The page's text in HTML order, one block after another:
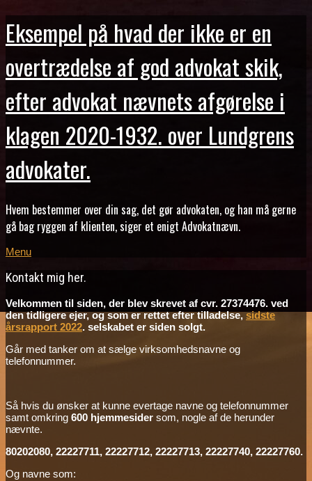
Eksempel på hvad der ikke er en
overtrædelse af god advokat skik,
efter advokat nævnets afgørelse i
klagen 2020-1932. over Lundgrens
advokater.
Hvem bestemmer over din sag, det gør advokaten, og han må gerne
gå bag ryggen af klienten, siger et enigt Advokatnævn.
Menu
Kontakt mig her.
Velkommen til siden, der blev skrevet af cvr. 27374476. ved
den tidligere ejer, og som er rettet efter tilladelse,sidste
årsrapport 2022. selskabet er siden solgt.
Går med tanker om at sælge virksomhedsnavne og
telefonnummer.
Så hvis du ønsker at kunne evertage navne og telefonnummer
samt omkring 600 hjemmesider som, nogle af de herunder
nævnte.
80202080, 22227711, 22227712, 22227713, 22227740, 22227760.
Og navne som: